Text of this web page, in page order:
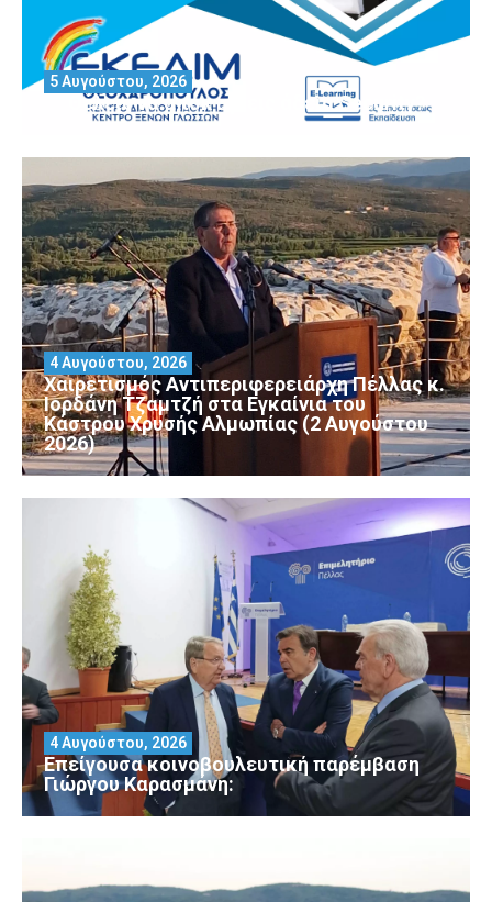
Θέλεις να αποκτήσεις άδεια Security?
5 Αυγούστου, 2026
Χαιρετισμός Αντιπεριφερειάρχη Πέλλας κ.
Ιορδάνη Τζαμτζή στα Εγκαίνια του
Κάστρου Χρυσής Αλμωπίας (2 Αυγούστου
2026)
4 Αυγούστου, 2026
Επείγουσα κοινοβουλευτική παρέμβαση
Γιώργου Καρασμάνη:
4 Αυγούστου, 2026